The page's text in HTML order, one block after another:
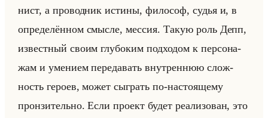
нист, а про­вод­ник ис­ти­ны, фи­ло­соф, судья и, в
опре­де­лён­ном смыс­ле, мес­сия. Такую роль Депп,
из­вест­ный своим глу­бо­ким под­хо­дом к пер­со­на­
жам и уме­ни­ем пе­ре­да­вать внут­рен­нюю слож­
ность ге­ро­ев, может сыг­рать по-на­сто­яще­му
прон­зи­тельно. Если про­ект будет ре­али­зо­ван, это